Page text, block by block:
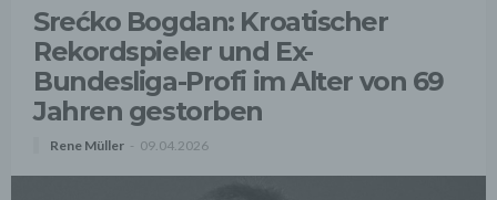
Srećko Bogdan: Kroatischer
Rekordspieler und Ex-
Bundesliga-Profi im Alter von 69
Jahren gestorben
Rene Müller 09.04.2026